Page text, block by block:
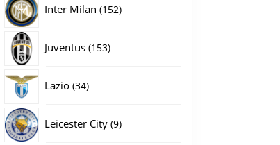
Inter Milan 152152
Juventus 153153
Lazio 3434
Leicester City 99